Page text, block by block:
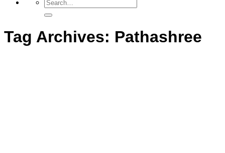
Tag Archives: Pathashree